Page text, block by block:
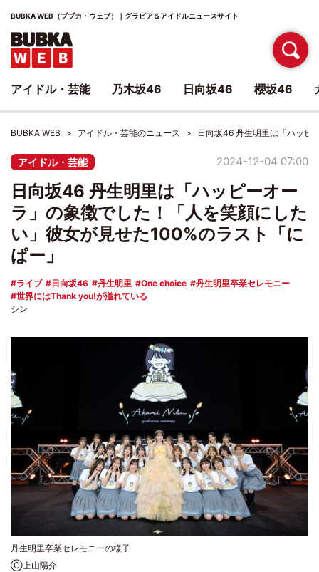
BUBKA WEB（ブブカ・ウェブ）｜グラビア＆アイドルニュースサイト
BUBKA WEB アイドル・芸能のニュース 日向坂46 丹生明里は「ハッピ
アイドル・芸能 2024-12-04 07:00
日向坂46 丹生明里は「ハッピーオー
ラ」の象徴でした！「人を笑顔にした
い」彼女が見せた100%のラスト「に
ぱー」
ライブ 日向坂46 丹生明里 One choice
丹生明里卒業セレモニー
世界にはThank you!が溢れている
シン
丹生明里卒業セレモニーの様子
Ⓒ上山陽介
アイドル・芸能 乃木坂46 日向坂46 櫻坂46